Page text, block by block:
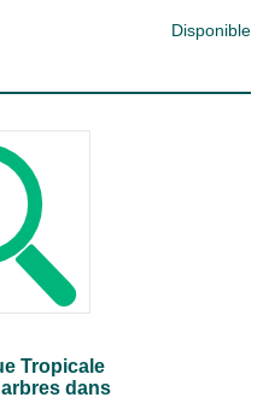
Disponible
Tropicale
dans